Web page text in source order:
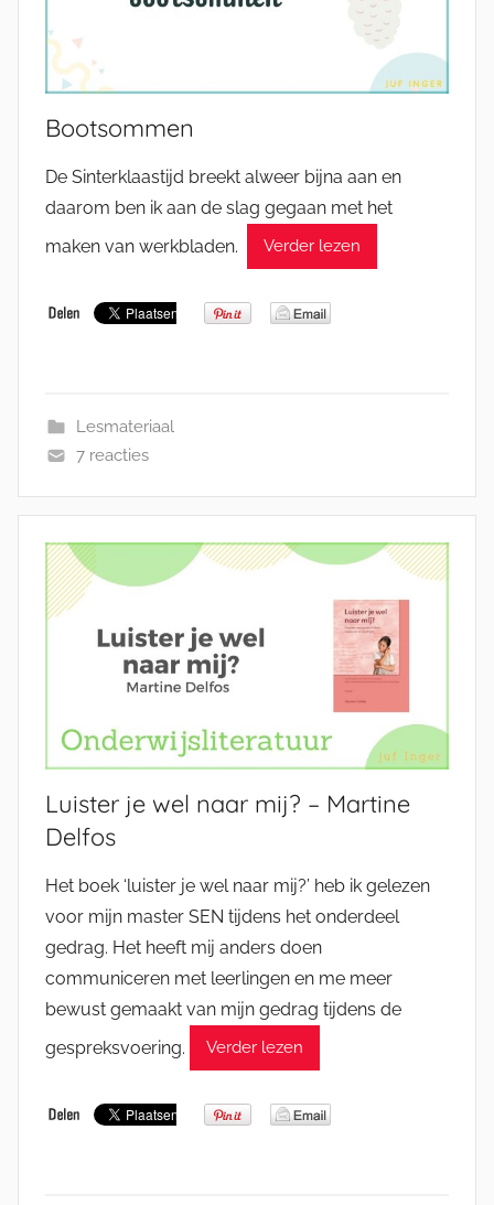
Bootsommen
De Sinterklaastijd breekt alweer bijna aan en
daarom ben ik aan de slag gegaan met het
maken van werkbladen.
Verder lezen
Lesmateriaal
7 reacties
Luister je wel naar mij? – Martine
Delfos
Het boek ‘luister je wel naar mij?’ heb ik gelezen
voor mijn master SEN tijdens het onderdeel
gedrag. Het heeft mij anders doen
communiceren met leerlingen en me meer
bewust gemaakt van mijn gedrag tijdens de
gespreksvoering.
Verder lezen